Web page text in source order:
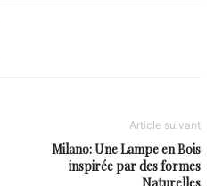
Article suivant
Milano: Une Lampe en Bois
inspirée par des formes